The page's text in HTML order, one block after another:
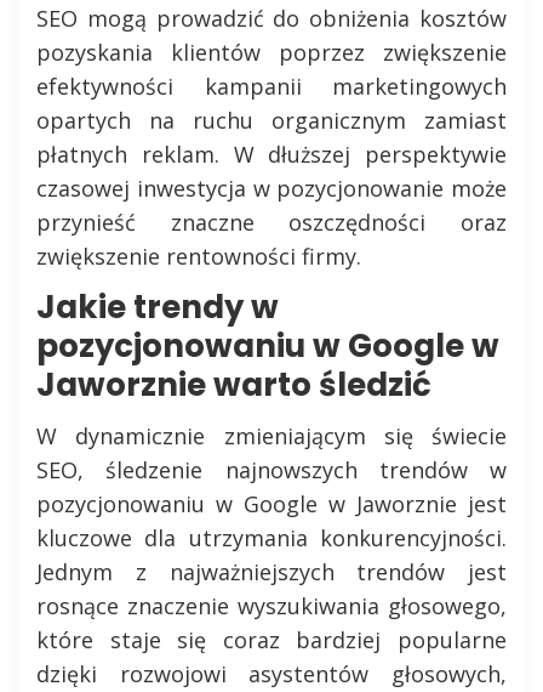
SEO mogą prowadzić do obniżenia kosztów
pozyskania klientów poprzez zwiększenie
efektywności kampanii marketingowych
opartych na ruchu organicznym zamiast
płatnych reklam. W dłuższej perspektywie
czasowej inwestycja w pozycjonowanie może
przynieść znaczne oszczędności oraz
zwiększenie rentowności firmy.
Jakie trendy w
pozycjonowaniu w Google w
Jaworznie warto śledzić
W dynamicznie zmieniającym się świecie
SEO, śledzenie najnowszych trendów w
pozycjonowaniu w Google w Jaworznie jest
kluczowe dla utrzymania konkurencyjności.
Jednym z najważniejszych trendów jest
rosnące znaczenie wyszukiwania głosowego,
które staje się coraz bardziej popularne
dzięki rozwojowi asystentów głosowych,